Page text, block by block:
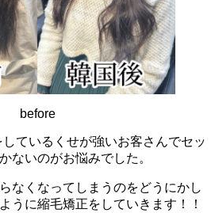
before
ているくせが強いお客さんでセッ
ないのがお悩みでした。
なくなってしまうのをどうにかし
うに縮毛矯正をしていきます！！